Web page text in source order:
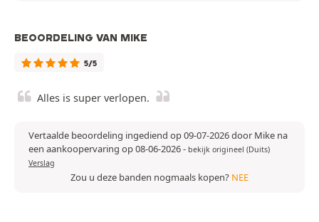
BEOORDELING VAN MIKE
5/5
Alles is super verlopen.
Vertaalde beoordeling ingediend op 09-07-2026 door Mike na
een aankoopervaring op 08-06-2026- bekijk origineel (Duits)
Verslag
Zou u deze banden nogmaals kopen? NEE